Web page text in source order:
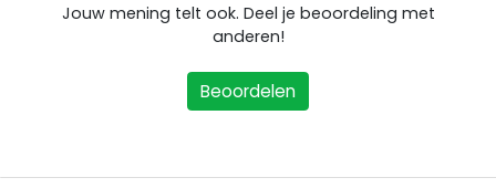
Jouw mening telt ook. Deel je beoordeling met
anderen!
Beoordelen